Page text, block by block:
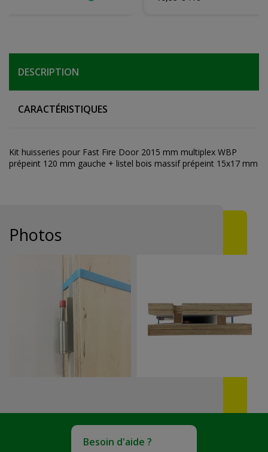
DESCRIPTION
CARACTÉRISTIQUES
Kit huisseries pour Fast Fire Door 2015 mm multiplex WBP
prépeint 120 mm gauche + listel bois massif prépeint 15x17 mm
Photos
Besoin d'aide ?